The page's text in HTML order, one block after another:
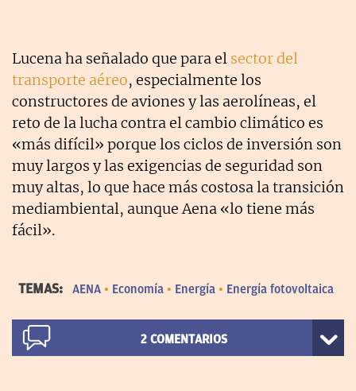
Lucena ha señalado que para el sector del
transporte aéreo, especialmente los
constructores de aviones y las aerolíneas, el
reto de la lucha contra el cambio climático es
«más difícil» porque los ciclos de inversión son
muy largos y las exigencias de seguridad son
muy altas, lo que hace más costosa la transición
mediambiental, aunque Aena «lo tiene más
fácil».
TEMAS: AENA Economía Energía Energía fotovoltaica
2 COMENTARIOS